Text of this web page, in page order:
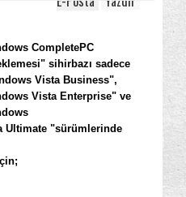
CompletePC
sihirbazı sadece
Vista Business",
Vista Enterprise" ve
Ultimate "sürümlerinde